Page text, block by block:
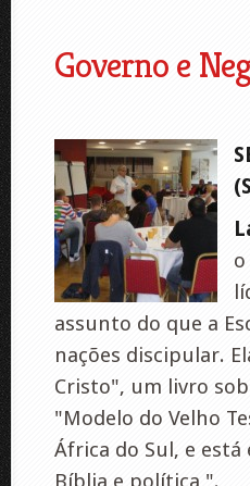
Governo e
assunto do que a
nações discipular.
Cristo", um livro
"Modelo do Velho
África do Sul, e está